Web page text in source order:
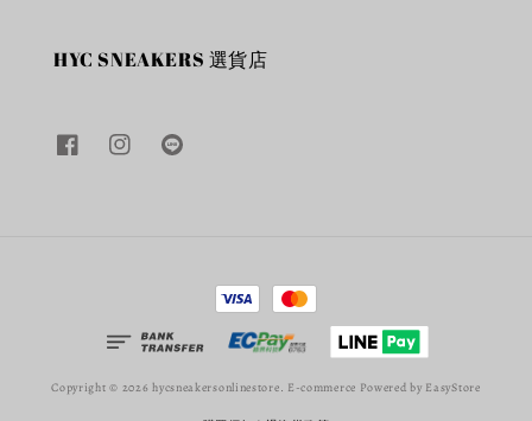
HYC SNEAKERS 選貨店
Copyright © 2026 hycsneakersonlinestore. E-commerce Powered by EasyStore